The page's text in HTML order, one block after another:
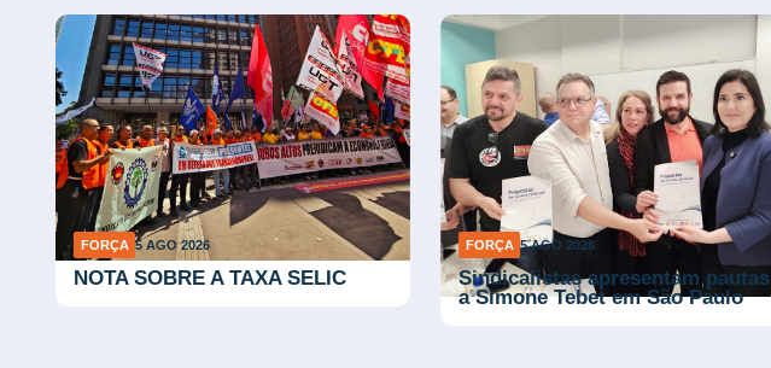
FORÇA 5 AGO 2026
NOTA SOBRE A TAXA SELIC
FORÇA 5 AGO 2026
Sindicalistas apresentam pautas
a Simone Tebet em São Paulo